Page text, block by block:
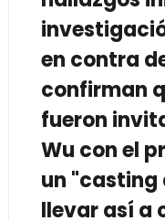
en contra
confirman
fueron
Wu con el
un "casting
llevar así a